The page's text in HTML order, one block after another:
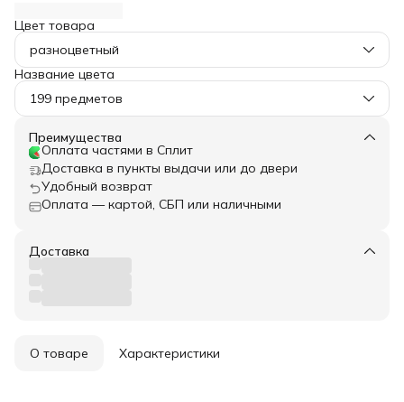
Цвет товара
разноцветный
Название цвета
199 предметов
Преимущества
Оплата частями в Сплит
Доставка в пункты выдачи или до двери
Удобный возврат
Оплата — картой, СБП или наличными
Доставка
О товаре Характеристики